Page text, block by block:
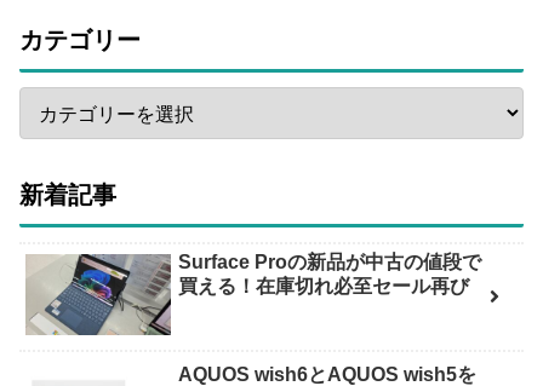
カテゴリー
新着記事
Surface Proの新品が中古の値段で
買える！在庫切れ必至セール再び
AQUOS wish6とAQUOS wish5を